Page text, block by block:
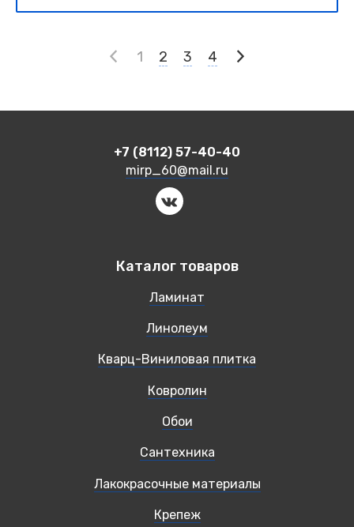
1 2 3 4
+7 (8112) 57-40-40
mirp_60@mail.ru
Каталог товаров
Ламинат
Линолеум
Кварц-Виниловая плитка
Ковролин
Обои
Сантехника
Лакокрасочные материалы
Крепеж